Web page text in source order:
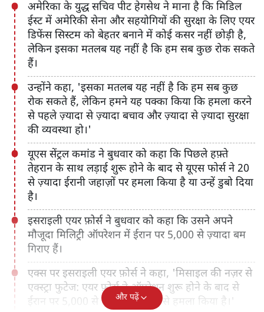
अमेरिका के युद्ध सचिव पीट हेगसेथ ने माना है कि मिडिल
ईस्ट में अमेरिकी सेना और सहयोगियों की सुरक्षा के लिए एयर
डिफेंस सिस्टम को बेहतर बनाने में कोई कसर नहीं छोड़ी है,
लेकिन इसका मतलब यह नहीं है कि हम सब कुछ रोक सकते
हैं।
उन्होंने कहा, 'इसका मतलब यह नहीं है कि हम सब कुछ
रोक सकते हैं, लेकिन हमने यह पक्का किया कि हमला करने
से पहले ज़्यादा से ज़्यादा बचाव और ज़्यादा से ज़्यादा सुरक्षा
की व्यवस्था हो।'
यूएस सेंट्रल कमांड ने बुधवार को कहा कि पिछले हफ़्ते
तेहरान के साथ लड़ाई शुरू होने के बाद से यूएस फोर्स ने 20
से ज़्यादा ईरानी जहाज़ों पर हमला किया है या उन्हें डुबो दिया
है।
इसराइली एयर फ़ोर्स ने बुधवार को कहा कि उसने अपने
मौजूदा मिलिट्री ऑपरेशन में ईरान पर 5,000 से ज़्यादा बम
गिराए हैं।
एक्स पर इसराइली एयर फ़ोर्स ने कहा, 'मिसाइल की नज़र से
एक्स्ट्रा फुटेज: एयर फ़ोर्स ने ऑपरेशन शुरू होने के बाद से
ईरान पर 5,000 से ज़्यादा हथियारों से हमला किया है।'
और पढ़ें